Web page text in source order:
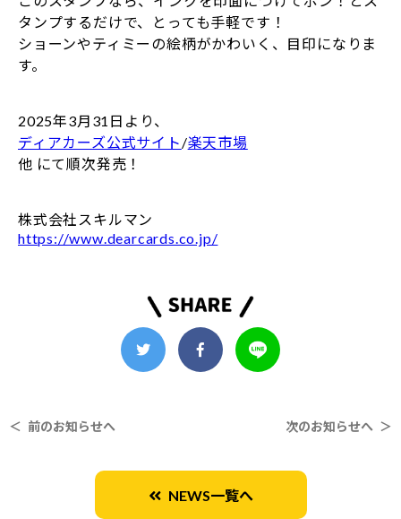
タンプするだけで、とっても手軽です！
ショーンやティミーの絵柄がかわいく、目印になりま
す。
2025年3月31日より、
ディアカーズ公式サイト /楽天市場
他 にて順次発売！
株式会社スキルマン
https://www.dearcards.co.jp/
＜ 前のお知らせへ 次のお知らせへ ＞
NEWS一覧へ